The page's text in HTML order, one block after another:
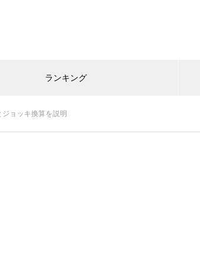
ランキング
ョッキ換算を説明